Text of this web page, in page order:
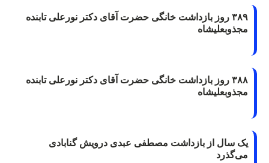
۳۸۹ روز بازداشت خانگی حضرت آقای دکتر نورعلی تابنده
مجذوبعلیشاه
۳۸۸ روز بازداشت خانگی حضرت آقای دکتر نورعلی تابنده
مجذوبعلیشاه
یک سال از بازداشت مصطفی عبدی درویش گنابادی
می‌گذرد